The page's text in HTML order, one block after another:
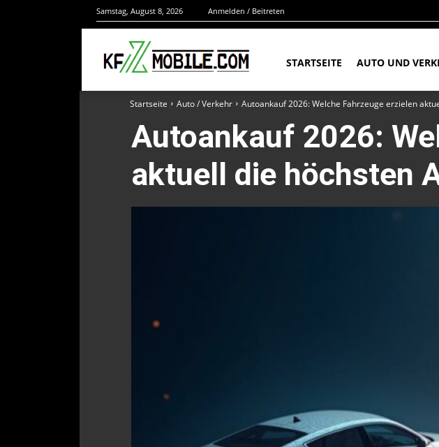
Samstag, August 8, 2026 Anmelden / Beitreten
STARTSEITE AUTO UND
Startseite Auto / Verkehr Autoankauf 2026: Welche Fahrzeuge erzielen
Autoankauf 2026:
aktuell die höchsten